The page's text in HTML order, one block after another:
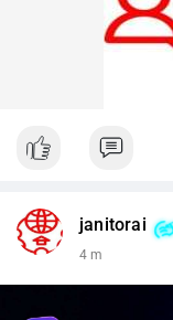
janitorai
4 m